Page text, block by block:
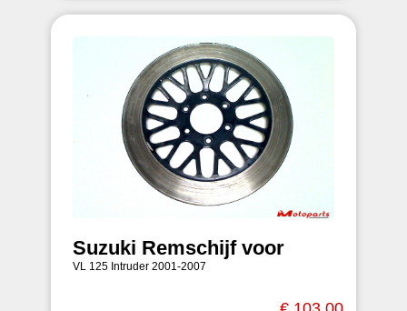
Suzuki Remschijf voor
VL 125 Intruder 2001-2007